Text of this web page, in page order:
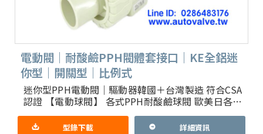
電動閥｜耐酸鹼PPH閥體套接口｜KE全鋁迷
你型｜開關型｜比例式
迷你型PPH電動閥｜驅動器韓國＋台灣製造 符合CSA
認證 【電動球閥】 各式PPH耐酸鹼球閥 歐美日各大
品牌組裝氣動閥 1.簡介：利用動力電經由電動驅動器
轉動P
型錄下載 詳細資訊